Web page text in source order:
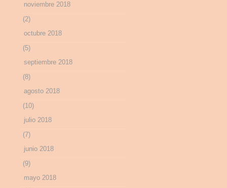
noviembre 2018
(2)
octubre 2018
(5)
septiembre 2018
(8)
agosto 2018
(10)
julio 2018
(7)
junio 2018
(9)
mayo 2018